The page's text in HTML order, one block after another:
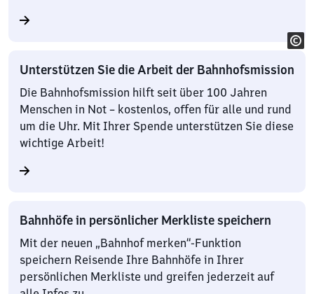
Unterstützen Sie die Arbeit der Bahnhofsmission
Die Bahnhofsmission hilft seit über 100 Jahren
Menschen in Not – kostenlos, offen für alle und rund
um die Uhr. Mit Ihrer Spende unterstützen Sie diese
wichtige Arbeit!
Bahnhöfe in persönlicher Merkliste speichern
Mit der neuen „Bahnhof merken“-Funktion
speichern Reisende Ihre Bahnhöfe in Ihrer
persönlichen Merkliste und greifen jederzeit auf